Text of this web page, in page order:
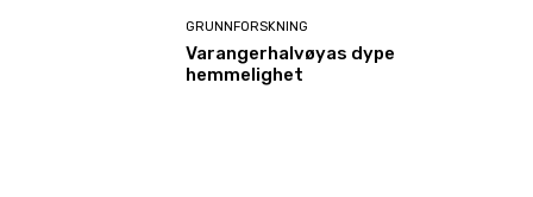
GRUNNFORSKNING
Varangerhalvøyas dype
hemmelighet